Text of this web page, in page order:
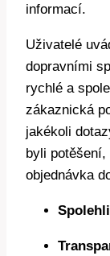
informací.
Uživatelé
dopravními
rychlé a
zákaznická
jakékoli
byli
objednávka